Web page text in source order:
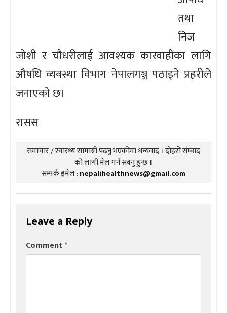
तथा
निज
जोशी र चौधरीलाई आवश्यक कारवाहीका लागि
औषधि व्यवस्था विभाग नेपालगञ्ज पठाइने प्रहरीले
जनाएको छ।
रासस
समाचार / स्वास्थ्य सामाग्री पढनु भएकोमा धन्यवाद । दोहरो संम्वाद
को लागी मेल गर्न सक्नु हुन्छ ।
सम्पर्क इमेल :nepalihealthnews@gmail.com
Leave a Reply
Comment*